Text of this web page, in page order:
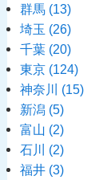
群馬 (13)
埼玉 (26)
千葉 (20)
東京 (124)
神奈川 (15)
新潟 (5)
富山 (2)
石川 (2)
福井 (3)